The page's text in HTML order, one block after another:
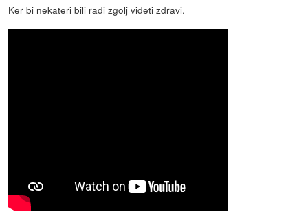
Ker bi nekateri bili radi zgolj videti zdravi.